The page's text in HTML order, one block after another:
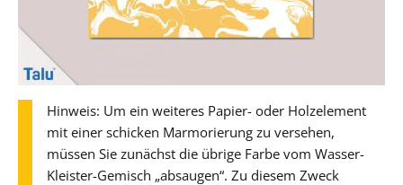
Hinweis: Um ein weiteres Papier- oder Holzelement
mit einer schicken Marmorierung zu versehen,
müssen Sie zunächst die übrige Farbe vom Wasser-
Kleister-Gemisch „absaugen“. Zu diesem Zweck